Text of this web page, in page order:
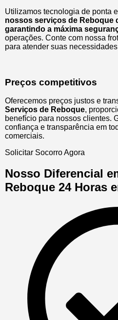
Utilizamos tecnologia de ponta
nossos serviços de Reboque
garantindo a máxima
operações. Conte com nossa
para atender suas
Preços competitivos
Oferecemos preços justos e
Serviços de Reboque,
benefício para nossos clientes.
confiança e transparência em
comerciais.
Solicitar Socorro Agora
Nosso Diferencial
Reboque 24 Horas